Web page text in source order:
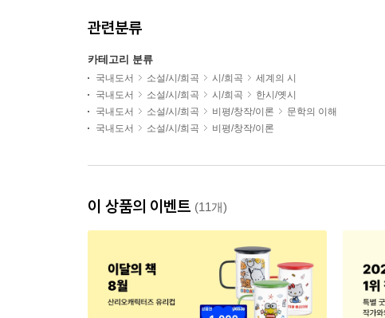
관련분류
카테고리 분류
국내도서 소설/시/희곡 시/희곡
세계의 시
국내도서
소설/시/희곡 시/희곡
한시/옛시
국내도서
소설/시/희곡 비평/창작/이론
문학의 이해
국내도서
소설/시/희곡 비평/창작/이론
이 상품의 이벤트 (11개)